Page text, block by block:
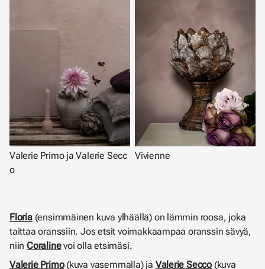
Valerie Primo ja Valerie Secc
o
Vivienne
Floria(ensimmäinen kuva ylhäällä) on lämmin roosa, joka
taittaa oranssiin. Jos etsit voimakkaampaa oranssin sävyä,
niin Coralinevoi olla etsimäsi.
Valerie Primo(kuva vasemmalla) ja Valerie Secco (kuva